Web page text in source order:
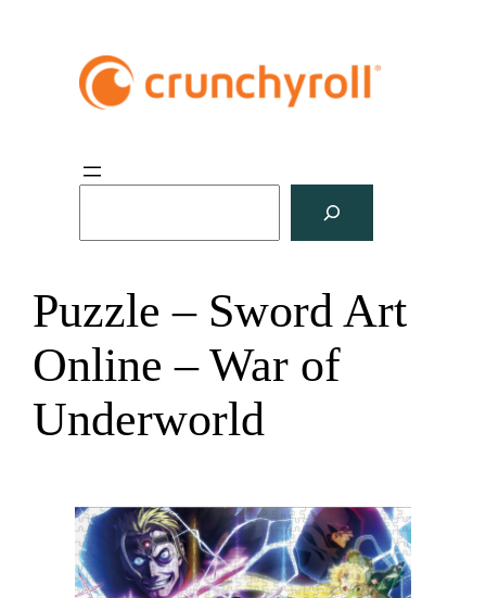
e
Puzzle – Sword Art
Online – War of
Underworld